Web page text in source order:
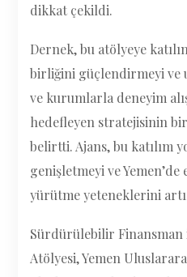
dikkat çekildi.
Dernek, bu atölyeye
birliğini güçlendirmeyi ve
ve kurumlarla deneyim
hedefleyen stratejisinin
belirtti. Ajans, bu katılım
genişletmeyi ve
yürütme yeteneklerini
Sürdürülebilir
Atölyesi, Yemen